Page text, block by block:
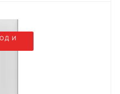
И